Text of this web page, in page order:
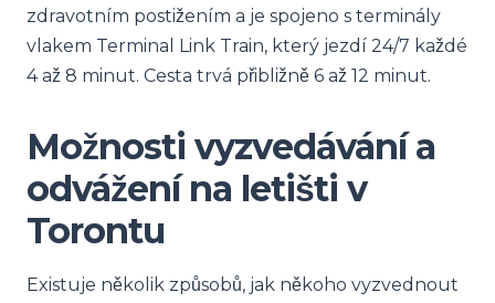
zdravotním postižením a je spojeno s terminály
vlakem Terminal Link Train, který jezdí 24/7 každé
4 až 8 minut. Cesta trvá přibližně 6 až 12 minut.
Možnosti vyzvedávání a
odvážení na letišti v
Torontu
Existuje několik způsobů, jak někoho vyzvednout